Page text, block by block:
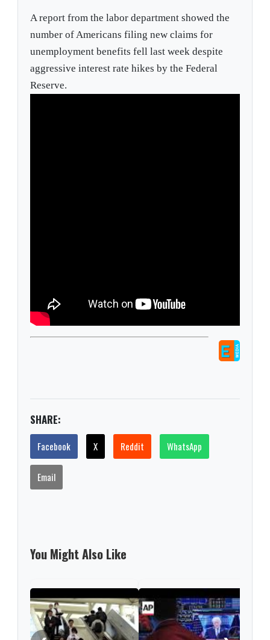
A report from the labor department showed the
number of Americans filing new claims for
unemployment benefits fell last week despite
aggressive interest rate hikes by the Federal
Reserve.
SHARE:
Facebook X Reddit WhatsApp
Email
You Might Also Like